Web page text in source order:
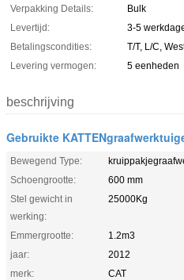
Verpakking Details:
Bulk
Levertijd:
3-5
Betalingscondities:
T/T, L/C,
Levering vermogen:
5 eenheden
beschrijving
Gebruikte
Bewegend Type:
Schoengrootte:
600 mm
Stel gewicht in
werking:
25000Kg
Emmergrootte:
1.2m3
jaar:
2012
merk:
CAT